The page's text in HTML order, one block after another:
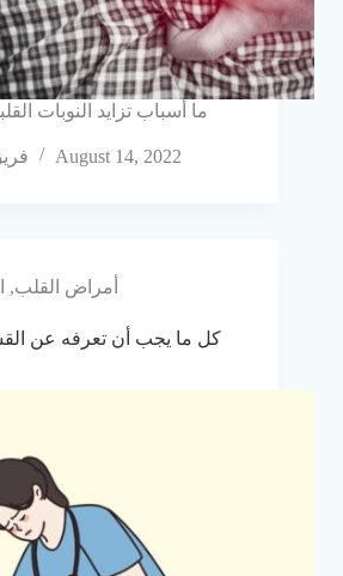
ما أسباب تزايد النوبات
August 14, 2022
أمراض القلب,
كل ما يجب أن تعرفه عن